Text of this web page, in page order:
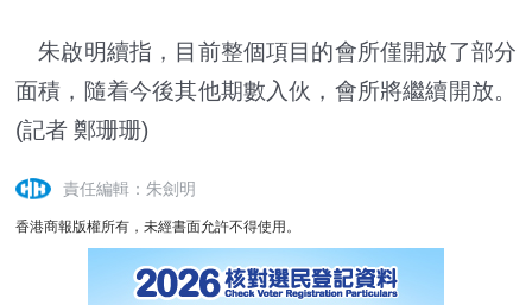
朱啟明續指，目前整個項目的會所僅開放了部分
面積，隨着今後其他期數入伙，會所將繼續開放。
(記者 鄭珊珊)
責任編輯：朱劍明
香港商報版權所有，未經書面允許不得使用。